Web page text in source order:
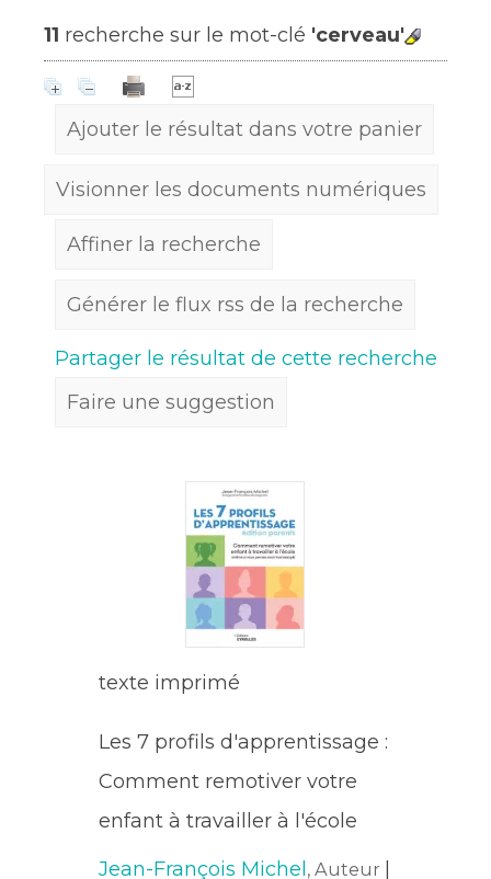
11 recherche sur le mot-clé 'cerveau'
Ajouter le résultat dans votre panier
Visionner les documents numériques
Affiner la recherche
Générer le flux rss de la recherche
Partager le résultat de cette recherche
Faire une suggestion
texte imprimé
Les 7 profils d'apprentissage :
Comment remotiver votre
enfant à travailler à l'école
Jean-François Michel , Auteur